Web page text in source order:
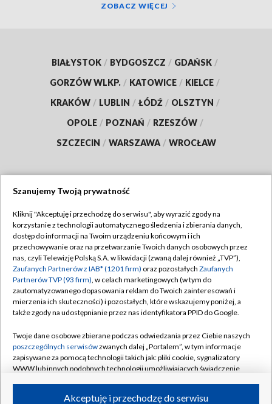
ZOBACZ WIĘCEJ
BIAŁYSTOK / BYDGOSZCZ / GDAŃSK /
GORZÓW WLKP. / KATOWICE / KIELCE /
KRAKÓW / LUBLIN / ŁÓDŹ / OLSZTYN /
OPOLE / POZNAŃ / RZESZÓW /
SZCZECIN / WARSZAWA / WROCŁAW
TVP
Abonament TVP
Emisja w TVP
Centrum informacji TVP
Naziemna Telewizja Cyfrowa
Rada Programowa
System NOS
Informacje o nadawcy
Regulamin TVP
Polityka prywatności
Moje zgody
Pomoc
Kontakt
Kanały
Szanujemy Twoją prywatność
Kliknij "Akceptuję i przechodzę do serwisu", aby wyrazić zgody na
korzystanie z technologii automatycznego śledzenia i zbierania danych,
dostęp do informacji na Twoim urządzeniu końcowym i ich
przechowywanie oraz na przetwarzanie Twoich danych osobowych przez
nas, czyli Telewizję Polską S.A. w likwidacji (zwaną dalej również „TVP”),
Zaufanych Partnerów z IAB* (1201 firm) oraz pozostałych Zaufanych
Partnerów TVP (93 firm), w celach marketingowych (w tym do
zautomatyzowanego dopasowania reklam do Twoich zainteresowań i
mierzenia ich skuteczności) i pozostałych, które wskazujemy poniżej, a
także zgody na udostępnianie przez nas identyfikatora PPID do Google.
Twoje dane osobowe zbierane podczas odwiedzania przez Ciebie naszych
poszczególnych serwisówzwanych dalej „Portalem”, w tym informacje
zapisywane za pomocą technologii takich jak: pliki cookie, sygnalizatory
WWW lub innych podobnych technologii umożliwiających świadczenie
ruchu w Internecie.Akceptuję i przechodzę do serwisu